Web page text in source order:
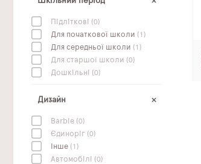
Підліткові (0)
Для початкової школи (1)
Для середньої школи (1)
Для старшої школи (0)
Дошкільні (0)
Дизайн
Barbie (0)
Єдиноріг (0)
Інше (1)
Автомобілі (0)